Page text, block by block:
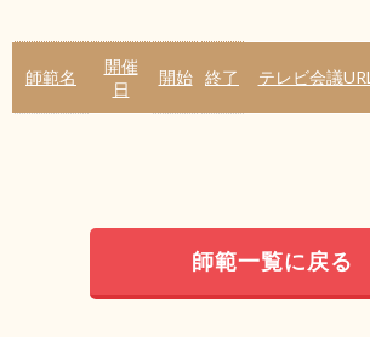
師範名
開催
日
開始 終了 テレビ会議URL
師範一覧に戻る